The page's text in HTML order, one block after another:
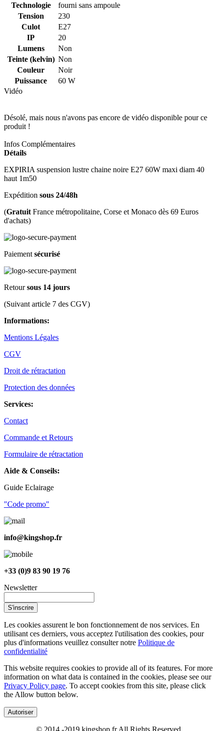
Technologie
fourni sans ampoule
Tension
230
Culot
E27
IP
20
Lumens
Non
Teinte (kelvin) Non
Couleur
Noir
Puissance
60 W
Vidéo
Désolé, mais nous n'avons pas encore de vidéo disponible pour ce
produit !
Infos Complémentaires
Détails
EXPIRIA suspension lustre chaine noire E27 60W maxi diam 40
haut 1m50
Expédition sous 24/48h
(Gratuit France métropolitaine, Corse et Monaco dès 69 Euros
d'achats)
Paiement sécurisé
Retoursous 14 jours
(Suivant article 7 des CGV)
Informations:
Mentions Légales
CGV
Droit de rétractation
Protection des données
Services:
Contact
Commande et Retours
Formulaire de rétractation
Aide & Conseils:
Guide Eclairage
"Code promo"
info@kingshop.fr
+33 (0)9 83 90 19 76
Newsletter
S'inscrire
Les cookies assurent le bon fonctionnement de nos services. En
utilisant ces derniers, vous acceptez l'utilisation des cookies, pour
plus d'informations veuillez consulter notre Politique de
confidentialité
This website requires cookies to provide all of its features. For more
information on what data is contained in the cookies, please see our
Privacy Policy page. To accept cookies from this site, please click
the Allow button below.
Autoriser
© 2014 -2019 kingshop.fr All Rights Reserved.